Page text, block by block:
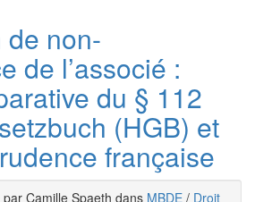
de non-
de l’associé :
du § 112
(HGB) et
française
Camille Spaeth dans MBDE / Droit